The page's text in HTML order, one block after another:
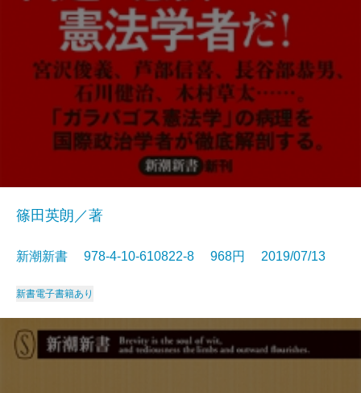
篠田英朗／著
新潮新書 978-4-10-610822-8 968円 2019/07/13
新書電子書籍あり